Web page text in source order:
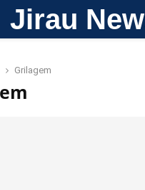
Jirau
Grilagem